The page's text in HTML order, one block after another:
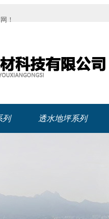
！
列 透水地坪系列